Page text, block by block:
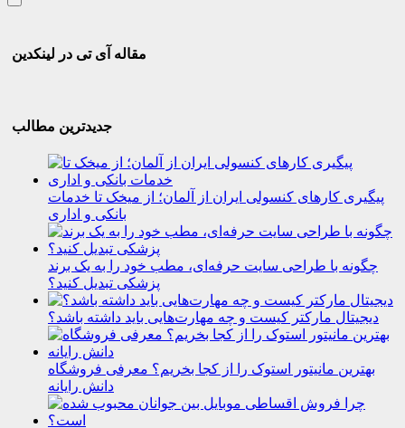
مقاله آی تی در لینکدین
جدیدترین مطالب
پیگیری کارهای کنسولی ایران از آلمان؛ از میخک تا خدمات
بانکی و اداری
چگونه با طراحی سایت حرفه‌ای، مطب خود را به یک برند
پزشکی تبدیل کنید؟
دیجیتال مارکتر کیست و چه مهارت‌هایی باید داشته باشد؟
بهترین مانیتور استوک را از کجا بخریم؟ معرفی فروشگاه
دانش رایانه